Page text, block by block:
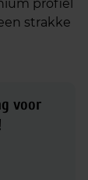
profiel
strakke
voor